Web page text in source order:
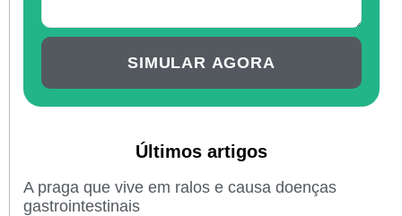
SIMULAR AGORA
Últimos artigos
A praga que vive em ralos e causa doenças
gastrointestinais